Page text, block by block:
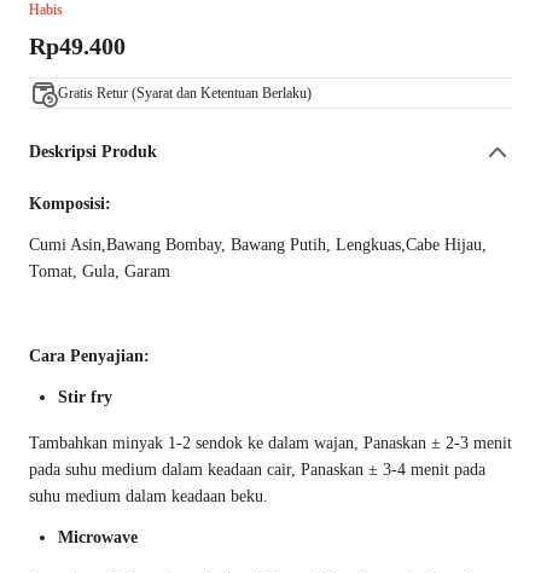
Habis
Rp49.400
Gratis Retur (Syarat dan Ketentuan Berlaku)
Deskripsi Produk
Komposisi:
Cumi Asin,Bawang Bombay, Bawang Putih, Lengkuas,Cabe Hijau,
Tomat, Gula, Garam
Cara Penyajian:
Stir fry
Tambahkan minyak 1-2 sendok ke dalam wajan, Panaskan ± 2-3 menit
pada suhu medium dalam keadaan cair, Panaskan ± 3-4 menit pada
suhu medium dalam keadaan beku.
Microwave